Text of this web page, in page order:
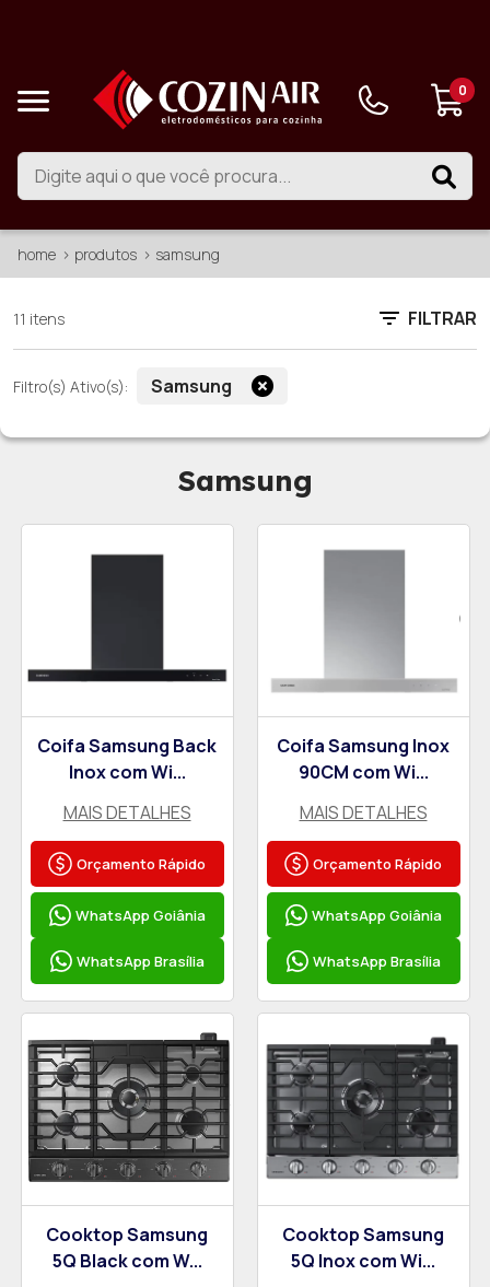
0
home produtos samsung
11 itens FILTRAR
Filtro(s) Ativo(s): Samsung
Samsung
Coifa Samsung Back
Inox com Wi...
MAIS DETALHES
Orçamento Rápido
WhatsApp Goiânia
WhatsApp Brasília
Coifa Samsung Inox
90CM com Wi...
MAIS DETALHES
Orçamento Rápido
WhatsApp Goiânia
WhatsApp Brasília
Cooktop Samsung
5Q Black com W...
Cooktop Samsung
5Q Inox com Wi...